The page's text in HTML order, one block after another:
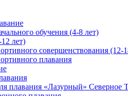
обучения (4-8 лет)
лет)
совершенствования (12-
плавания
плавания «Лазурный» Северное